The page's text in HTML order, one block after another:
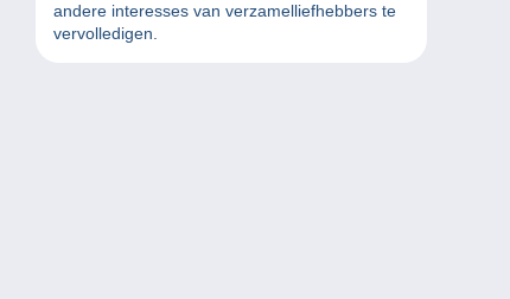
andere interesses van verzamelliefhebbers te
vervolledigen.